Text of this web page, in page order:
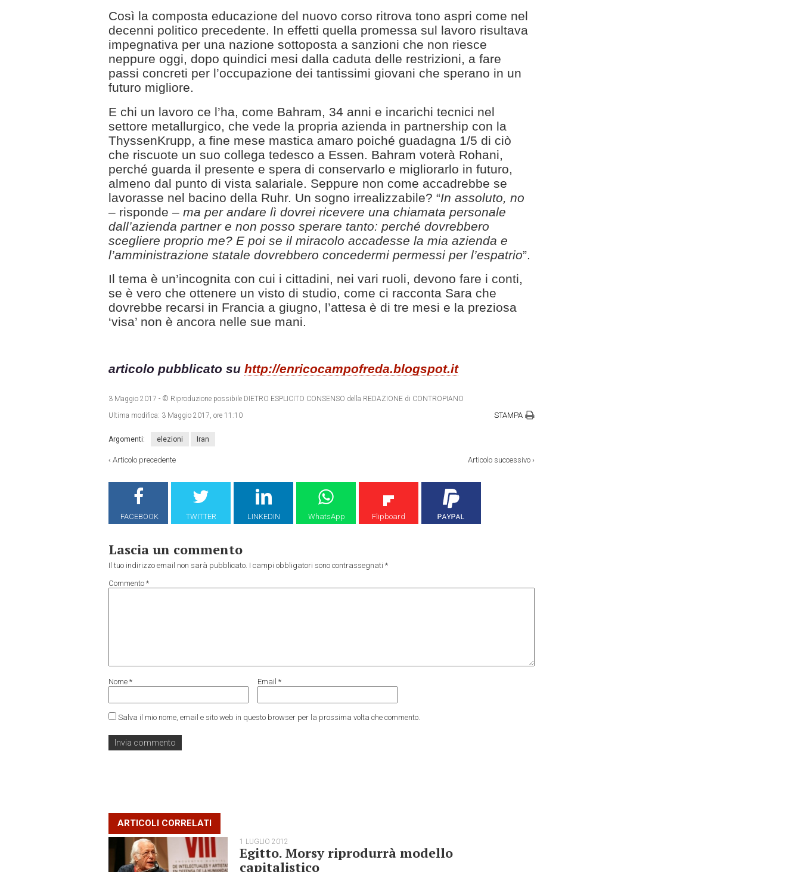
Così la composta educazione del nuovo corso ritrova tono aspri come nel
decenni politico precedente. In effetti quella promessa sul lavoro risultava
impegnativa per una nazione sottoposta a sanzioni che non riesce
neppure oggi, dopo quindici mesi dalla caduta delle restrizioni, a fare
passi concreti per l’occupazione dei tantissimi giovani che sperano in un
futuro migliore.
E chi un lavoro ce l’ha, come Bahram, 34 anni e incarichi tecnici nel
settore metallurgico, che vede la propria azienda in partnership con la
ThyssenKrupp, a fine mese mastica amaro poiché guadagna 1/5 di ciò
che riscuote un suo collega tedesco a Essen. Bahram voterà Rohani,
perché guarda il presente e spera di conservarlo e migliorarlo in futuro,
almeno dal punto di vista salariale. Seppure non come accadrebbe se
lavorasse nel bacino della Ruhr. Un sogno irrealizzabile? “In assoluto, no
– risponde – ma per andare lì dovrei ricevere una chiamata personale
dall’azienda partner e non posso sperare tanto: perché dovrebbero
scegliere proprio me? E poi se il miracolo accadesse la mia azienda e
l’amministrazione statale dovrebbero concedermi permessi per l’espatrio”.
Il tema è un’incognita con cui i cittadini, nei vari ruoli, devono fare i conti,
se è vero che ottenere un visto di studio, come ci racconta Sara che
dovrebbe recarsi in Francia a giugno, l’attesa è di tre mesi e la preziosa
‘visa’ non è ancora nelle sue mani.
articolo pubblicato su http://enricocampofreda.blogspot.it
3 Maggio 2017 - © Riproduzione possibile DIETRO ESPLICITO CONSENSO della REDAZIONE di CONTROPIANO
Ultima modifica: 3 Maggio 2017, ore 11:10 STAMPA
Argomenti: elezioni Iran
‹ Articolo precedente Articolo successivo ›
FACEBOOK TWITTER LINKEDIN WhatsApp Flipboard
Lascia un commento
Il tuo indirizzo email non sarà pubblicato. I campi obbligatori sono contrassegnati *
Commento *
Nome * Email *
Salva il mio nome, email e sito web in questo browser per la prossima volta che commento.
ARTICOLI CORRELATI
1 LUGLIO 2012
Egitto. Morsy riprodurrà modello
capitalistico